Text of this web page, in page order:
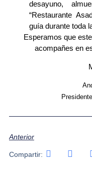
desayuno,
“Restaurante
guía durante toda
Esperamos que
acompañes en
Anterior
Compartir: